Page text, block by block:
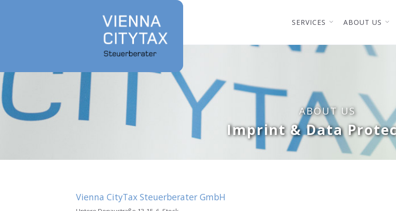
SERVICES
ABOUT US
ABOUT US
Imprint & Data
Vienna CityTax Steuerberater GmbH